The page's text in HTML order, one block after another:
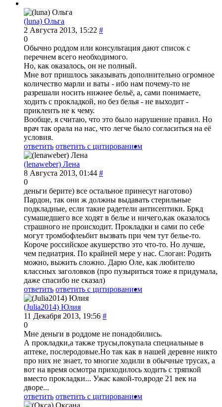
(luna) Ольга
2 Августа 2013, 15:22 #
0
Обычно роддом или консультация дают список с
перечнем всего необходимого.
Но, как оказалось, он не полный.
Мне вот пришлось заказывать дополнительно огромное
количество марли и ваты - ибо нам почему-то не
разрешали носить нижнее бельё, а, сами понимаете,
ходить с прокладкой, но без белья - не выходит -
приклеить не к чему.
Вообще, я считаю, что это было нарушение правил. Но
врач так орала на нас, что легче было согласиться на её
условия.
ответить ответить с цитированием
(lenaweber) Лена
8 Августа 2013, 01:44 #
0
деньги берите) все остальное принесут наготово)
Пардон, так они ж должны выдавать стерильные
подкладные, если такие радетели антисептики. Бркд
сумашедшего все ходят в белье и ничего,как оказалось
страшного не происходит. Прокладки и сами по себе
могут тромбофлеьбит вызвать при чем тут белье-то.
Короче российское акушерство это что-то. Но лучше,
чем педиатрия. По крайней мере у нас. Слоган: Родить
можно, выжить сложно. Дарю Оле, как любителю
классных заголовков (про пузыриться тоже я придумала,
даже спасибо не сказал)
ответить ответить с цитированием
(Julia2014) Юлия
11 Декабря 2013, 19:56 #
0
Мне деньги в роддоме не понадобились.
А прокладки,а также трусы,покупала специальные в
аптеке, послеродовые.Но так как в нашей деревне никто
про них не знает, то многие ходили в обычные трусах, а
вот на время осмотра приходилось ходить с тряпкой
вместо прокладки... Ужас какой-то,вроде 21 век на
дворе...
ответить ответить с цитированием